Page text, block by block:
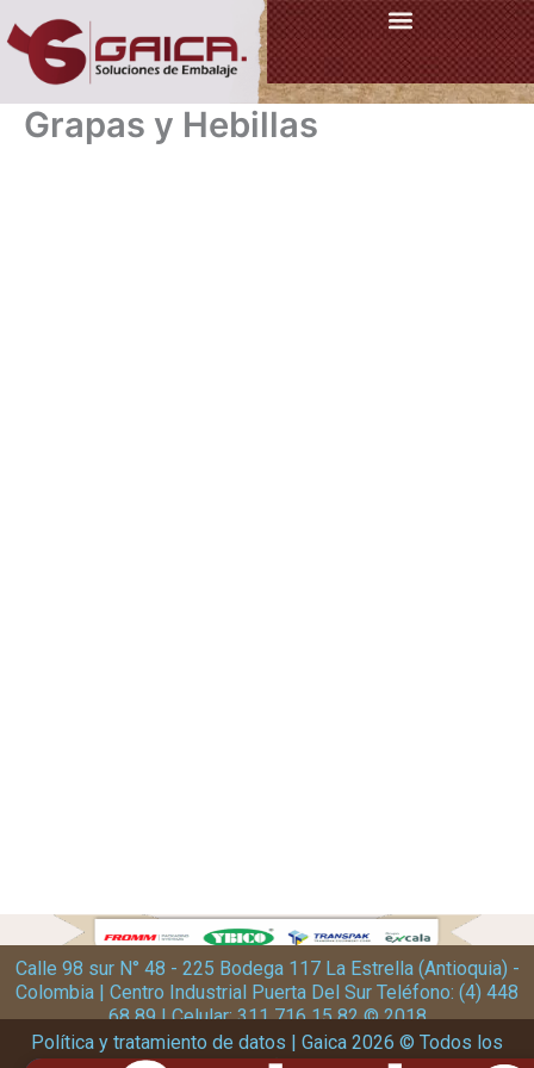
al
contenido
Grapas y Hebillas
Calle 98 sur N° 48 - 225 Bodega 117 La Estrella (Antioquia) -
Colombia | Centro Industrial Puerta Del Sur Teléfono: (4) 448
68 89 | Celular: 311 716 15 82 © 2018
Política y tratamiento de datos | Gaica 2026 © Todos los